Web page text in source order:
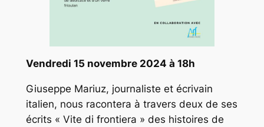
Vendredi 15 novembre 2024 à 18h
Giuseppe Mariuz, journaliste et écrivain
italien, nous racontera à travers deux de ses
écrits « Vite di frontiera » des histoires de